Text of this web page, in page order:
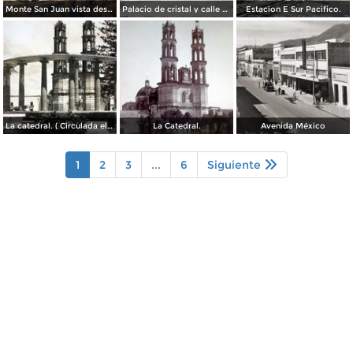
Monte San Juan vista desde Tepic ( Circulada el 30 de Agosto de 1908 ). Palacio de cristal y calle de Lerdo.( Circulada el 26 de Diciembre de 1919 ). Estacion E Sur Pacifico.
La catedral. ( Circulada el 7 de Agosto de 1955 ). La Catedral. Avenida México
1 2 3 ... 6 Siguiente